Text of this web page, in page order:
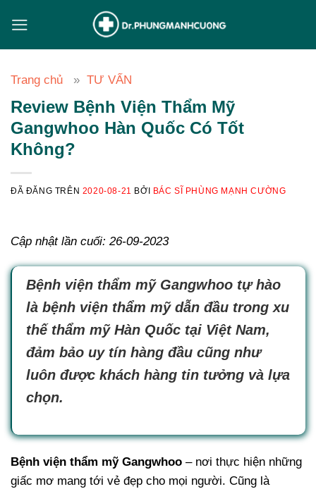
đến
nội
Trang chủ
TƯ VẤN
Review Bệnh Viện Thẩm Mỹ
Gangwhoo Hàn Quốc Có Tốt
Không?
ĐÃ ĐĂNG TRÊN 2020-08-21 BỞI BÁC SĨ PHÙNG MẠNH CƯỜNG
Cập nhật lần cuối: 26-09-2023
Bệnh viện thẩm mỹ Gangwhoo tự hào
là bệnh viện thẩm mỹ dẫn đầu trong xu
thế thẩm mỹ Hàn Quốc tại Việt Nam,
đảm bảo uy tín hàng đầu cũng như
luôn được khách hàng tin tưởng và lựa
chọn.
Bệnh viện thẩm mỹ Gangwhoo – nơi thực hiện những
giấc mơ mang tới vẻ đẹp cho mọi người. Cũng là